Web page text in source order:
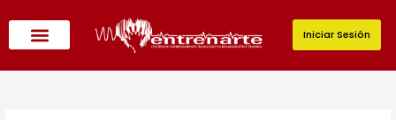
contenido
Iniciar Sesión